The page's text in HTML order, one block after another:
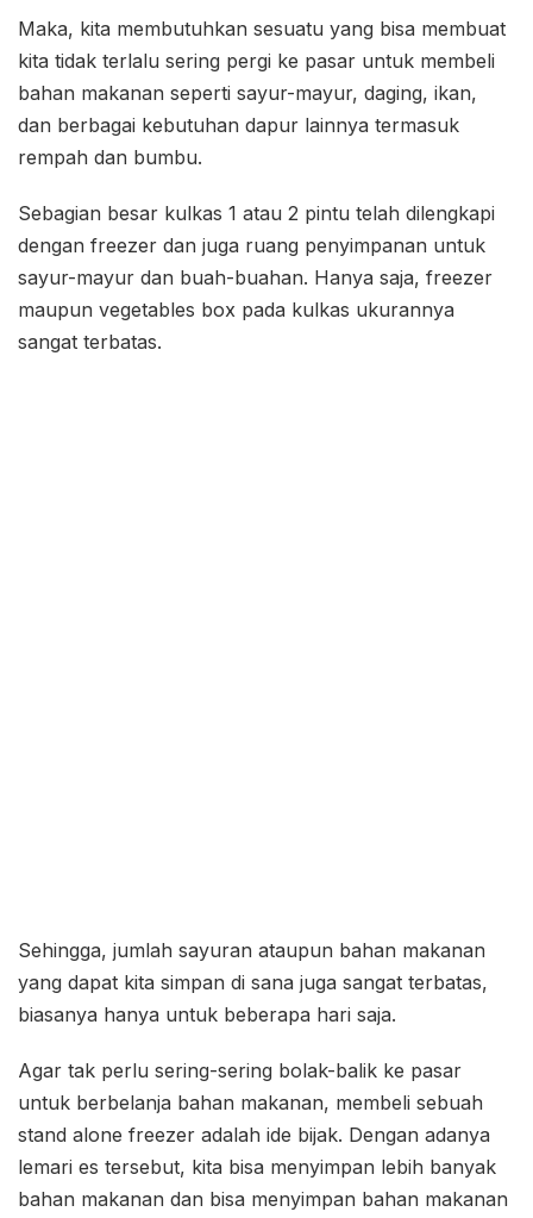
Maka, kita membutuhkan sesuatu yang bisa membuat
kita tidak terlalu sering pergi ke pasar untuk membeli
bahan makanan seperti sayur-mayur, daging, ikan,
dan berbagai kebutuhan dapur lainnya termasuk
rempah dan bumbu.
Sebagian besar kulkas 1 atau 2 pintu telah dilengkapi
dengan freezer dan juga ruang penyimpanan untuk
sayur-mayur dan buah-buahan. Hanya saja, freezer
maupun vegetables box pada kulkas ukurannya
sangat terbatas.
Sehingga, jumlah sayuran ataupun bahan makanan
yang dapat kita simpan di sana juga sangat terbatas,
biasanya hanya untuk beberapa hari saja.
Agar tak perlu sering-sering bolak-balik ke pasar
untuk berbelanja bahan makanan, membeli sebuah
stand alone freezer adalah ide bijak. Dengan adanya
lemari es tersebut, kita bisa menyimpan lebih banyak
bahan makanan dan bisa menyimpan bahan makanan